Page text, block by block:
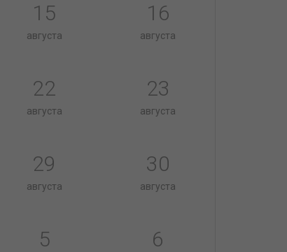
15
августа
16
августа
22
августа
23
августа
29
августа
30
августа
5 6